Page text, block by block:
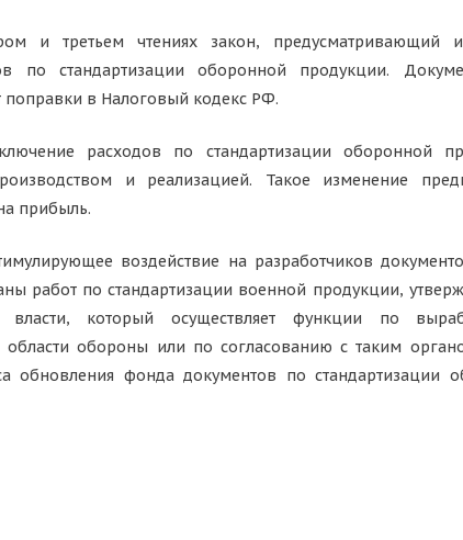
и третьем чтениях закон, предусматривающий
по стандартизации оборонной продукции.
поправки в Налоговый кодекс РФ.
расходов по стандартизации оборонной
и реализацией. Такое изменение
прибыль.
воздействие на разработчиков
работ по стандартизации военной продукции,
власти, который осуществляет функции по
обороны или по согласованию с таким
обновления фонда документов по стандартизации